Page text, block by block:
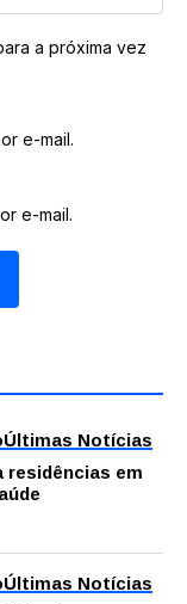
a próxima vez
e-mail.
e-mail.
Últimas Notícias
residências em
Últimas Notícias